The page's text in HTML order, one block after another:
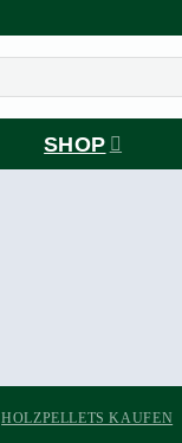
SHOP
HOLZPELLETS KAUFEN